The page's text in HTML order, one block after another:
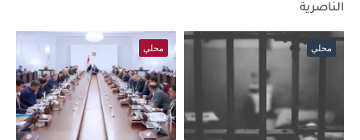
الناصرية
محلي محلي